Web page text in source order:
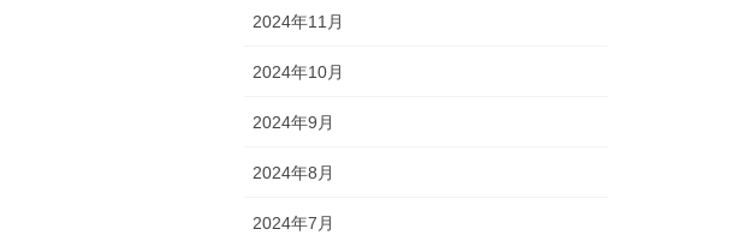
2024年11月
2024年10月
2024年9月
2024年8月
2024年7月